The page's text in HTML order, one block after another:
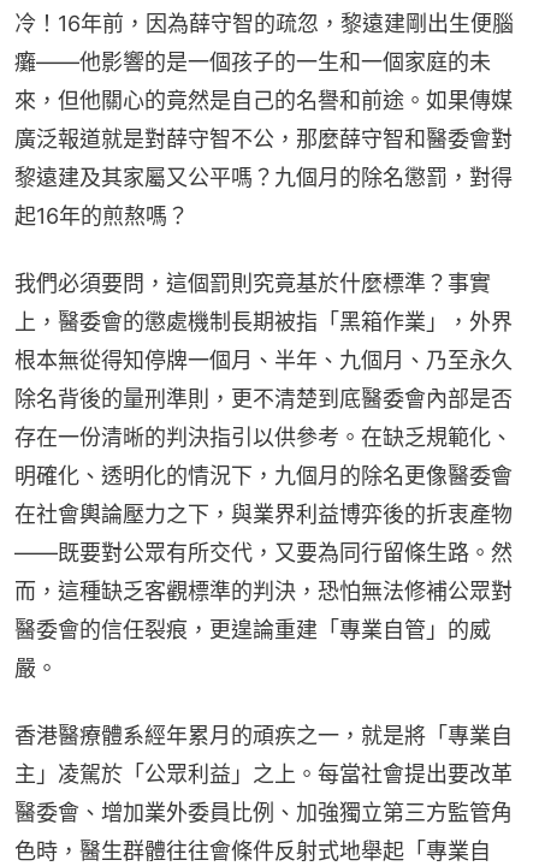
冷！16年前，因為薛守智的疏忽，黎遠建剛出生便腦
癱——他影響的是一個孩子的一生和一個家庭的未
來，但他關心的竟然是自己的名譽和前途。如果傳媒
廣泛報道就是對薛守智不公，那麼薛守智和醫委會對
黎遠建及其家屬又公平嗎？九個月的除名懲罰，對得
起16年的煎熬嗎？
我們必須要問，這個罰則究竟基於什麼標準？事實
上，醫委會的懲處機制長期被指「黑箱作業」，外界
根本無從得知停牌一個月、半年、九個月、乃至永久
除名背後的量刑準則，更不清楚到底醫委會內部是否
存在一份清晰的判決指引以供參考。在缺乏規範化、
明確化、透明化的情況下，九個月的除名更像醫委會
在社會輿論壓力之下，與業界利益博弈後的折衷產物
——既要對公眾有所交代，又要為同行留條生路。然
而，這種缺乏客觀標準的判決，恐怕無法修補公眾對
醫委會的信任裂痕，更遑論重建「專業自管」的威
嚴。
香港醫療體系經年累月的頑疾之一，就是將「專業自
主」凌駕於「公眾利益」之上。每當社會提出要改革
醫委會、增加業外委員比例、加強獨立第三方監管角
色時，醫生群體往往會條件反射式地舉起「專業自